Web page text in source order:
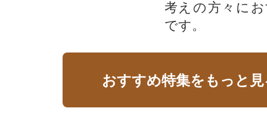
考えの方々に
です。
おすすめ特集をもっと